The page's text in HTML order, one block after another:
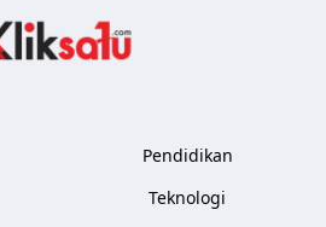
Pendidikan
Teknologi